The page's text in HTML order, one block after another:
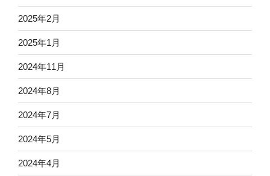
2025年2月
2025年1月
2024年11月
2024年8月
2024年7月
2024年5月
2024年4月